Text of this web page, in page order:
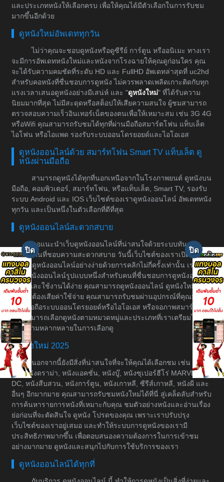
และประเภทหนังให้เลือกครบ เพื่อให้คุณได้มีตัวเลือกในการรับชม
มากขึ้นอีกด้วย
ดูหนังใหม่อัพเดททุกวัน
ไม่ว่าคุณจะชอบดูหนังหรือดูซีรีย์ การ์ตูน หรืออนิเมะ ทางเรา
จะมีการอัพเดทหนังใหม่และหนังจากโรงฉายให้คุณดูก่อนใคร คุณ
จะได้รับความคมชัดที่ระดับ HD และ FullHD อัพเดทล่าสุดที่ uc2hd
สำหรับคอหนังที่ชื่นชอบการดูหนัง ไม่ควรพลาดเพลิดเกาะติดกับทุก
แรงเวลาเสนอดูหนังอย่างมีเสน่ห์ และ "ดูหนังใหม่" ที่ได้รับความ
นิยมมากที่สุด ไม่มีสะดุดหรือสต็อปให้เสียความสนใจ ผู้ชมสามารถ
ตรวจสอบความเร็วอินเทอร์เน็ตของตนเพื่อให้เหมาะสม เช่น 3G 4G
หรือWifi คุณสามารถรับชมได้ทุกที่ผ่านมือถือสมาร์ตโฟน แท็บเล็ต
ไอโฟน หรือไอแพด รองรับระบบออนโดรยอยด์และไอโอเอส
ดูหนังออนไลน์ด้วย สมาร์ทโฟน Smart TV แท็บเล็ต ดู
หนังผ่านมือถือ
สามารถดูหนังได้ทุกที่นอกเหนือจากในโรงภาพยนต์ ดูหนังบน
มือถือ, คอมพิวเตอร์, สมาร์ทโฟน, หรือแท็บเล็ต, Smart TV, รองรับ
ระบบ Android และ IOS เว็บไซต์ของเราดูหนังออนไลน์ อัพเดทหนัง
ทุกวัน และเป็นหนึ่งในตัวเลือกที่ดีที่สุด
ดูหนังออนไลน์สะดวกสบาย
ขอแนะนำเว็บดูหนังออนไลน์ที่น่าสนใจด้วยระบบทันสมัย
สำหรับคนที่ชอบความสะดวกสบาย วันนี้เว็บไซต์ของเราเปิดให้
บริการดูหนังออนไลน์อย่างง่ายด้วยการคลิกไม่กี่ครั้งเท่านั้น เราเป็น
เว็บดูหนังออนไลน์รูปแบบหนึ่งสำหรับคนที่ชื่นชอบการดูหนังอย่างมี
ระบบและใช้งานได้ง่าย คุณสามารถดูหนังออนไลน์ ดูหนังใหม่ได้
โดยไม่ต้องเสียค่าใช้จ่าย คุณสามารถรับชมผ่านอุปกรณ์ที่คุณมีอยู่
เช่น มือถือระบบออนโดรยอยด์หรือไอโอเอส หรือจอภาพสมาร์ททีวี
คุณสามารถเลือกดูหนังตามหมวดหมู่และประเภทที่เราเตรียมไว้ให้
เพื่อความหลากหลายในการเลือกดู
หนังใหม่ 2025
นอกจากนี้ยังมีสิ่งที่น่าสนใจที่จะให้คุณได้เลือกชม เช่น หนัง
ต่อ, หนังดราม่า, หนังแอคชั่น, หนังบู๊, หนังซุเปอร์ฮีโร่ MARVEL &
DC, หนังสืบสวน, หนังการ์ตูน, หนังเกาหลี, ซีรีส์เกาหลี, หนังผี และ
อื่นๆ อีกมากมาย คุณสามารถรับชมหนังใหม่ได้ที่นี่ สู่เคล็ดลับสำหรับ
การค้นหารายการหนังที่เหมาะกับคุณ ชมตัวอย่างหนังและอ่านเรื่อง
ย่อก่อนที่จะตัดสินใจ ดูหนัง โปรดของคุณ เพราะเราปรับปรุง
เว็บไซต์ของเราอยู่เสมอ และทำให้ระบบการดูหนังของเรามี
ประสิทธิภาพมากขึ้น เพื่อตอบสนองความต้องการในการเข้าชม
อย่างมากมาย ดูหนังและสนุกไปกับการใช้บริการของเรา
ดูหนังออนไลน์ได้ทุกที่